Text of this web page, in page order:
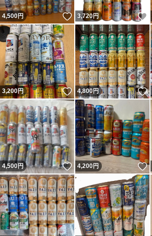
4,500円 いいね！
3,720円
3,200円 いいね！
4,800円
4,500円 いいね！
4,200円